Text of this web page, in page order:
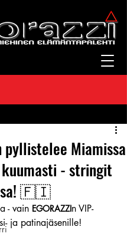
pyllistelee Miamissa
- stringit
🇫🇮
- vain EGORAZZIn VIP-
ja patinajäsenille!